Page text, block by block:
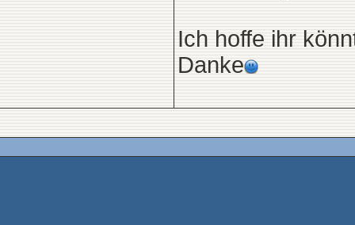
Ich hoffe ihr
Danke